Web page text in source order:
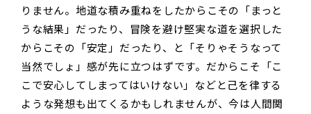
りません。地道な積み重ねをしたからこその「まっと
うな結果」だったり、冒険を避け堅実な道を選択した
からこその「安定」だったり、と「そりゃそうなって
当然でしょ」感が先に立つはずです。だからこそ「こ
こで安心してしまってはいけない」などと己を律する
ような発想も出てくるかもしれませんが、今は人間関